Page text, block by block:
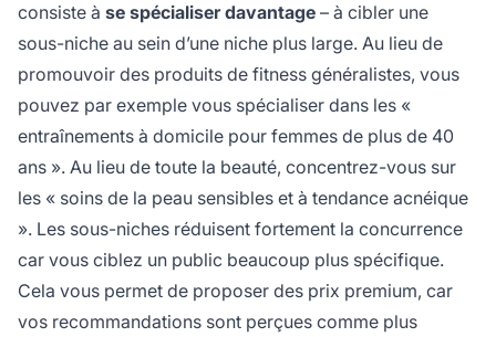
consiste à se spécialiser davantage – à cibler une
sous-niche au sein d’une niche plus large. Au lieu de
promouvoir des produits de fitness généralistes, vous
pouvez par exemple vous spécialiser dans les «
entraînements à domicile pour femmes de plus de 40
ans ». Au lieu de toute la beauté, concentrez-vous sur
les « soins de la peau sensibles et à tendance acnéique
». Les sous-niches réduisent fortement la concurrence
car vous ciblez un public beaucoup plus spécifique.
Cela vous permet de proposer des prix premium, car
vos recommandations sont perçues comme plus